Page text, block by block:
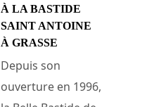
À LA BASTIDE
SAINT ANTOINE
À GRASSE
Depuis son
ouverture en 1996,